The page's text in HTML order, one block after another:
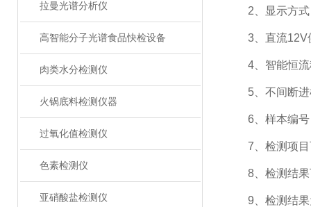
拉曼光谱分析仪
高智能分子光谱食品快检设备
肉类水分检测仪
火锅底料检测仪器
过氧化值检测仪
色素检测仪
亚硝酸盐检测仪
2、显示方式：
3、直流12V供
4、智能恒流
5、不间断进
6、样本编号
7、检测项目
8、检测结果
9、检测结果